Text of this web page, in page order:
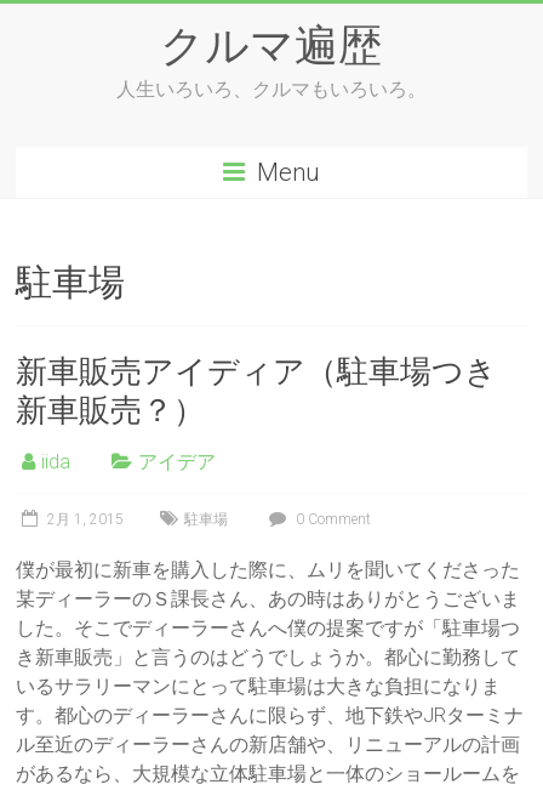
クルマ遍歴
人生いろいろ、クルマもいろいろ。
Menu
駐車場
新車販売アイディア（駐車場つき
新車販売？）
iida アイデア
2月 1, 2015 駐車場 0 Comment
僕が最初に新車を購入した際に、ムリを聞いてくださった
某ディーラーのＳ課長さん、あの時はありがとうございま
した。そこでディーラーさんへ僕の提案ですが「駐車場つ
き新車販売」と言うのはどうでしょうか。都心に勤務して
いるサラリーマンにとって駐車場は大きな負担になりま
す。都心のディーラーさんに限らず、地下鉄やJRターミナ
ル至近のディーラーさんの新店舗や、リニューアルの計画
があるなら、大規模な立体駐車場と一体のショールームを